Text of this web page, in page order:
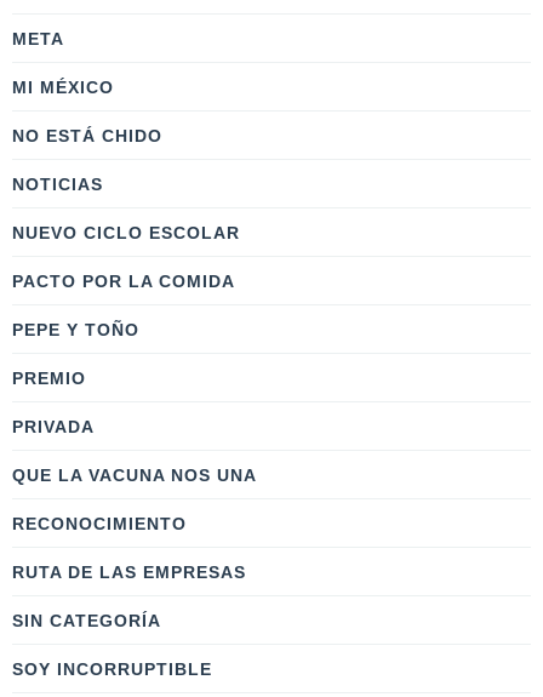
META
MI MÉXICO
NO ESTÁ CHIDO
NOTICIAS
NUEVO CICLO ESCOLAR
PACTO POR LA COMIDA
PEPE Y TOÑO
PREMIO
PRIVADA
QUE LA VACUNA NOS UNA
RECONOCIMIENTO
RUTA DE LAS EMPRESAS
SIN CATEGORÍA
SOY INCORRUPTIBLE